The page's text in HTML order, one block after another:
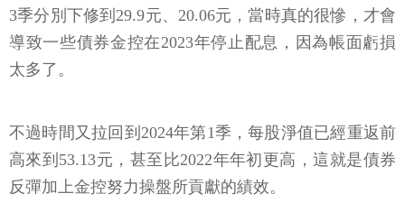
3季分別下修到29.9元、20.06元，當時真的很慘，才會
導致一些債券金控在2023年停止配息，因為帳面虧損
太多了。
不過時間又拉回到2024年第1季，每股淨值已經重返前
高來到53.13元，甚至比2022年年初更高，這就是債券
反彈加上金控努力操盤所貢獻的績效。